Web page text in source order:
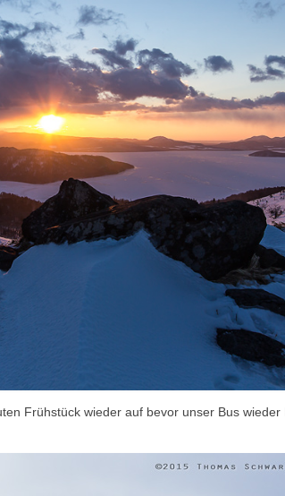
Frühstück wieder auf bevor unser Bus